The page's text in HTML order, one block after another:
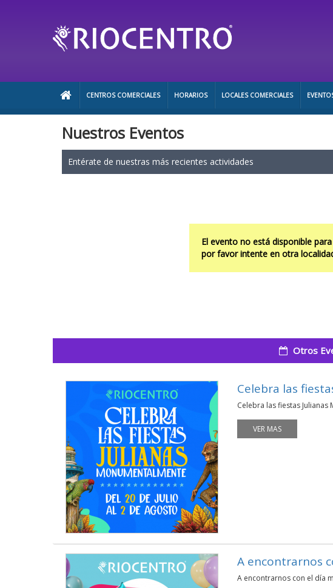
CENTROS COMERCIALES HORARIOS LOCALES COMERCIALES
Nuestros Eventos
Entérate de nuestras más recientes actividades
El evento no está disponible
por favor intente en otra
Otros
Celebra las
Celebra las fiestas
VER MAS
A encontrarnos
A encontrarnos con el día